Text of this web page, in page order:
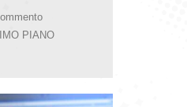
PIANO